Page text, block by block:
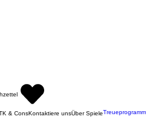
& ConsKontaktiere unsÜber SpieleTreueprogramm